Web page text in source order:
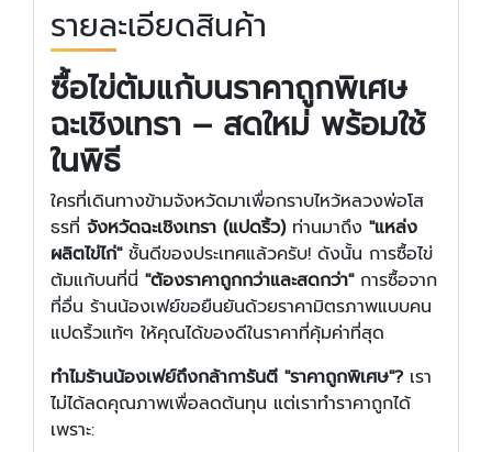
รายละเอียดสินค้า
ซื้อไข่ต้มแก้บนราคาถูกพิเศษ
ฉะเชิงเทรา – สดใหม่ พร้อมใช้
ในพิธี
ใครที่เดินทางข้ามจังหวัดมาเพื่อกราบไหว้หลวงพ่อโส
ธรที่ จังหวัดฉะเชิงเทรา (แปดริ้ว)ท่านมาถึง "แหล่ง
ผลิตไข่ไก่"ชั้นดีของประเทศแล้วครับ! ดังนั้น การซื้อไข่
ต้มแก้บนที่นี่ "ต้องราคาถูกกว่าและสดกว่า"การซื้อจาก
ที่อื่น ร้านน้องเฟย์ขอยืนยันด้วยราคามิตรภาพแบบคน
แปดริ้วแท้ๆ ให้คุณได้ของดีในราคาที่คุ้มค่าที่สุด
ทำไมร้านน้องเฟย์ถึงกล้าการันตี "ราคาถูกพิเศษ"?เรา
ไม่ได้ลดคุณภาพเพื่อลดต้นทุน แต่เราทำราคาถูกได้
เพราะ: